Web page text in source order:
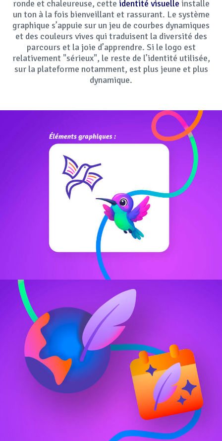
ronde et chaleureuse, cette identité visuelle installe
un ton à la fois bienveillant et rassurant. Le système
graphique s’appuie sur un jeu de courbes dynamiques
et des couleurs vives qui traduisent la diversité des
parcours et la joie d’apprendre. Si le logo est
relativement "sérieux", le reste de l’identité utilisée,
sur la plateforme notamment, est plus jeune et plus
dynamique.